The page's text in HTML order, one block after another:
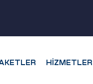
HIZMETLER